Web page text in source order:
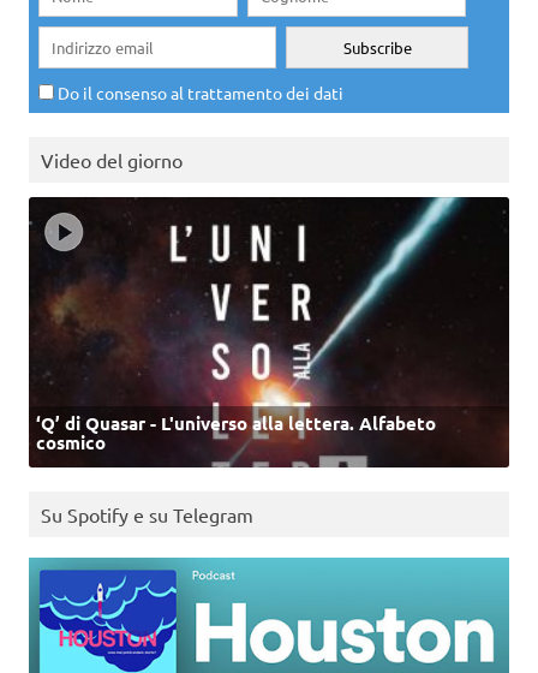
Do il consenso al trattamento dei dati
Video del giorno
‘Q’ di Quasar - L'universo alla lettera. Alfabeto
cosmico
Su Spotify e su Telegram